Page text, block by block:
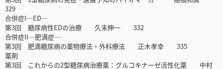
329
合併症I―ED―
第3回 糖尿病性EDの治療 久末伸一 332
合併症II―肥満症―
第3回 肥満糖尿病の薬物療法・外科療法 正木孝幸 335
薬剤
第3回 これからの2型糖尿病治療薬：グルコキナーゼ活性化薬 中村